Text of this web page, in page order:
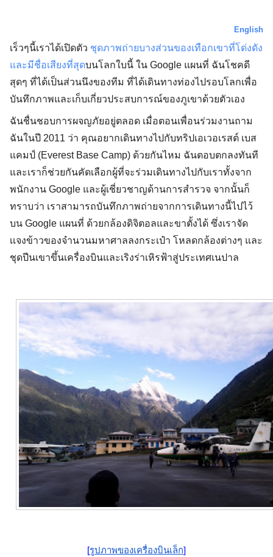
English
เร็วๆนี้เราได้เปิดตัว ชุดภาพถ่ายบางส่วนของเทือกเขาที่โด่งดัง
และมีชื่อเสียงที่สุดบนโลกใบนี้ ใน Google แผนที่ ฉันโชคดี
สุดๆ ที่ได้เป็นส่วนนึงของทีม ที่ได้เดินทางท่องไปรอบโลกเพื่อ
บันทึกภาพและเก็บเกี่ยวประสบการณ์ของภูเขาด้วยตัวเอง
ฉันชื่นชอบการผจญภัยอยู่ตลอด เมื่อตอนเพื่อนร่วมงานถาม
ฉันในปี 2011 ว่า คุณอยากเดินทางไปกับทริปเอเวอเรสต์ เบส
แคมป์ (Everest Base Camp) ด้วยกันไหม ฉันตอบตกลงทันที
และเราก็ช่วยกันคัดเลือกผู้ที่จะร่วมเดินทางไปกับเราทั้งจาก
พนักงาน Google และผู้เชี่ยวชาญด้านการสำรวจ จากนั้นก็
ทราบว่า เราสามารถบันทึกภาพถ่ายจากการเดินทางนี้ไปไว้
บน Google แผนที่ ด้วยกล้องดิจิตอลและขาตั้งได้ ซึ่งเราจัด
เเจงข้าวของจำนวนมหาศาลลงกระเป๋า โหลดกล้องต่างๆ และ
ชุดปีนเขาขึ้นเครื่องบินและเริงร่าเหิรฟ้าสู่ประเทศเนปาล
[รูปภาพของเครื่องบินเล็ก]